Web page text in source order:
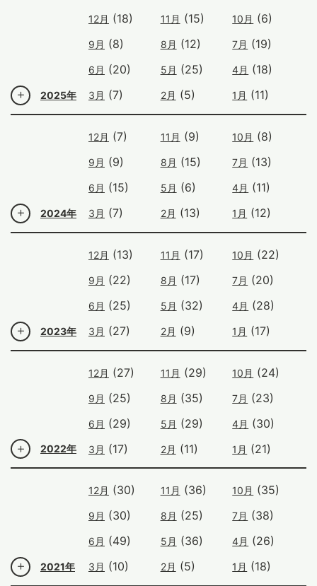
2025年
12月 (18) 11月 (15) 10月 (6)
9月 (8) 8月 (12) 7月 (19)
6月 (20) 5月 (25) 4月 (18)
3月 (7) 2月 (5) 1月 (11)
2024年
12月 (7) 11月 (9) 10月 (8)
9月 (9) 8月 (15) 7月 (13)
6月 (15) 5月 (6) 4月 (11)
3月 (7) 2月 (13) 1月 (12)
2023年
12月 (13) 11月 (17) 10月 (22)
9月 (22) 8月 (17) 7月 (20)
6月 (25) 5月 (32) 4月 (28)
3月 (27) 2月 (9) 1月 (17)
2022年
12月 (27) 11月 (29) 10月 (24)
9月 (25) 8月 (35) 7月 (23)
6月 (29) 5月 (29) 4月 (30)
3月 (17) 2月 (11) 1月 (21)
2021年
12月 (30) 11月 (36) 10月 (35)
9月 (30) 8月 (25) 7月 (38)
6月 (49) 5月 (36) 4月 (26)
3月 (10) 2月 (5) 1月 (18)